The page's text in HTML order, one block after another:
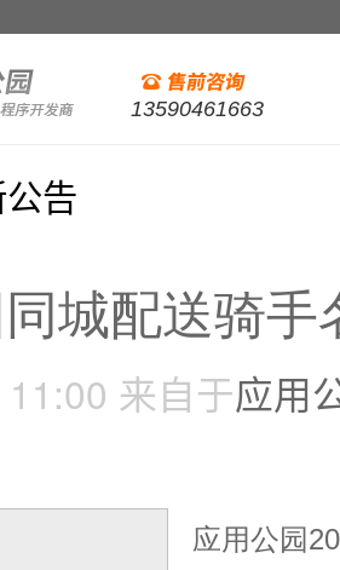
13590461663
告
城配送骑
来自于应用
应用公园